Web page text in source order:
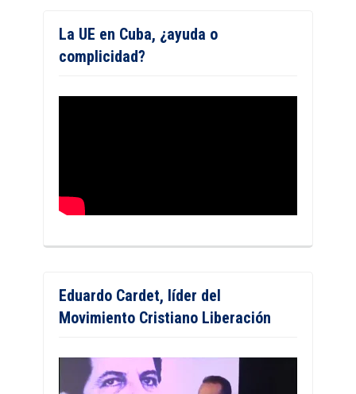
La UE en Cuba, ¿ayuda o
complicidad?
Eduardo Cardet, líder del
Movimiento Cristiano Liberación